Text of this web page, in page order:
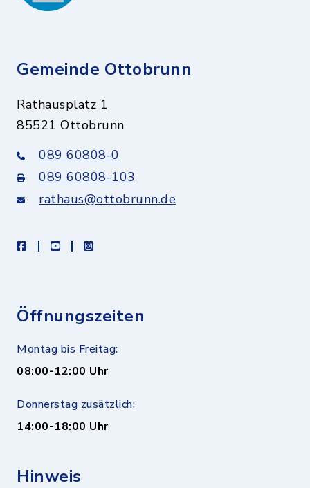
Gemeinde Ottobrunn
Rathausplatz 1
85521 Ottobrunn
089 60808-0
089 60808-103
rathaus@ottobrunn.de
facebookyoutubeinstagram
Öffnungszeiten
Montag bis Freitag:
08:00-12:00 Uhr
Donnerstag zusätzlich:
14:00-18:00 Uhr
Hinweis